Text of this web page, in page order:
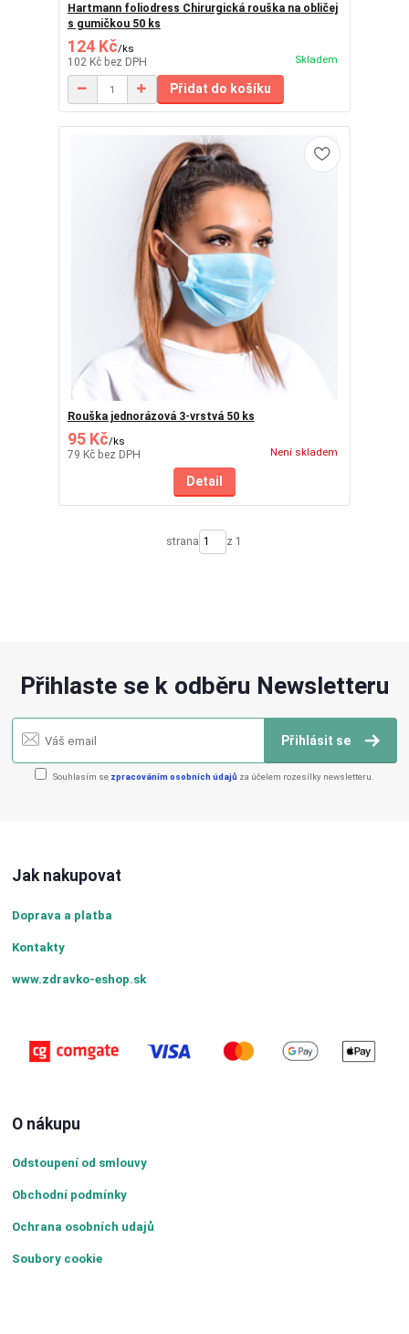
Hartmann foliodress Chirurgická rouška na obličej
s gumičkou 50 ks
124 Kč/ks
102 Kč bez DPH Skladem
Přidat do košíku
Rouška jednorázová 3-vrstvá 50 ks
95 Kč/ks
79 Kč bez DPH Není skladem
Detail
strana z 1
Přihlaste se k odběru Newsletteru
Přihlásit se
Souhlasím se zpracováním osobních údajů za účelem rozesílky newsletteru.
Jak nakupovat
Doprava a platba
Kontakty
www.zdravko-eshop.sk
O nákupu
Odstoupení od smlouvy
Obchodní podmínky
Ochrana osobních udajů
Soubory cookie